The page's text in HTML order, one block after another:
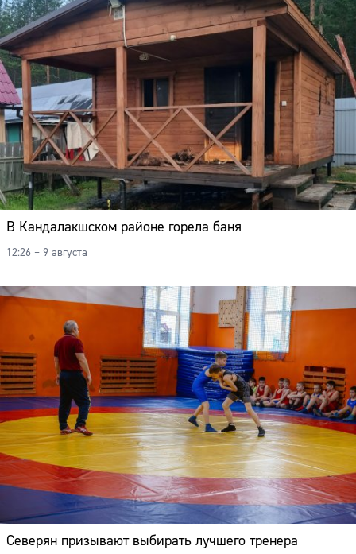
В Кандалакшском районе горела баня
12:26 – 9 августа
Северян призывают выбирать лучшего тренера